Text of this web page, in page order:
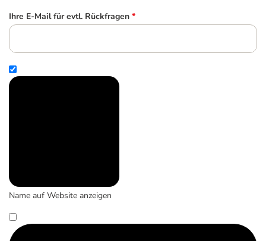
Ihre E-Mail für evtl. Rückfragen *
Name auf Website anzeigen